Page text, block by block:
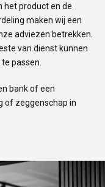
het product en de
maken wij een
adviezen betrekken.
van dienst kunnen
passen.
bank of een
of zeggenschap in